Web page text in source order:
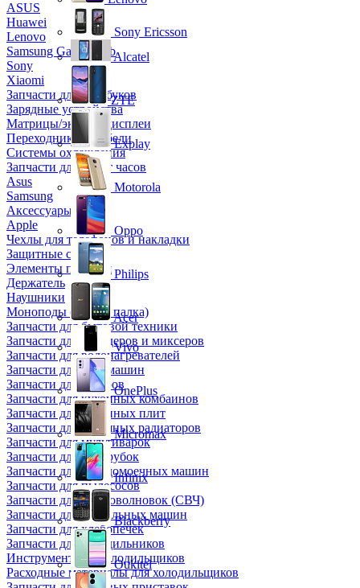
ASUS
Huawei
Lenovo
Samsung Galaxy Tab
Sony
Xiaomi
Запчасти для ноутбуков
Зарядные устройства
Матрицы/экраны/дисплеи
Переходники и кабели
Системы охлаждения
Запчасти для смарт часов
Asus
Samsung
Аксессуары
Apple
Чехлы для телефонов и накладки
Защитные стекла
Элементы питания
Держатель
Наушники
Моноподы (Селфи палка)
Запчасти для бытовой техники
Запчасти для блендеров и миксеров
Запчасти для водонагревателей
Запчасти для кофемашин
Запчасти для кулеров
Запчасти для кухонных комбаинов
Запчасти для кухонных плит
Запчасти для масляных радиаторов
Запчасти для мультиварок
Запчасти для мясорубок
Запчасти для посудомоечных машин
Запчасти для пылесосов
Запчасти для микроволновок (СВЧ)
Запчасти для стиральных машин
Запчасти для хлебопечек
Запчасти для холодильников
Инструмент для холодильщиков
Расходные материалы для холодильщиков
Sony Ericsson
Alcatel
ZTE
Explay
Motorola
Oppo
Philips
Acer
Vivo
OnePlus
Micromax
Infinix
Blackberry
Oukitel